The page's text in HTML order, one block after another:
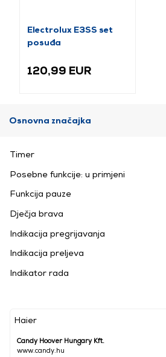
Electrolux E3SS set
posuđa
120,99 EUR
Osnovna značajka
Haier
Candy Hoover Hungary Kft.
www.candy.hu
Timer
Posebne funkcije: u primjeni
Funkcija pauze
Dječja brava
Indikacija pregrijavanja
Indikacija preljeva
Indikator rada